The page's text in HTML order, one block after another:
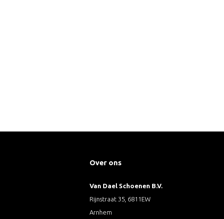
Over ons
Van Dael Schoenen B.V.
Rijnstraat 35, 6811EW
Arnhem